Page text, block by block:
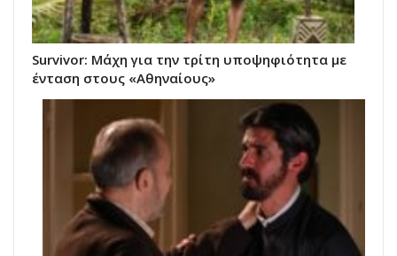
Survivor: Μάχη για την τρίτη υποψηφιότητα με
ένταση στους «Αθηναίους»